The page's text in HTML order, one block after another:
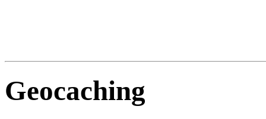
Geocaching